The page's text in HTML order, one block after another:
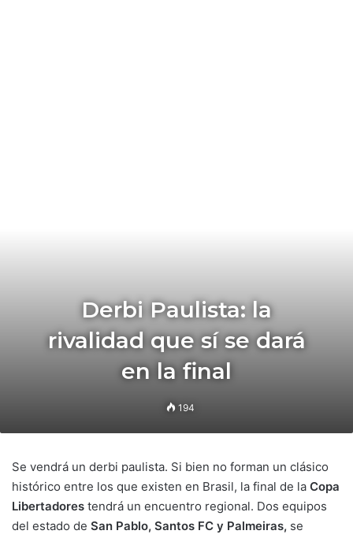
Derbi Paulista: la
rivalidad que sí se dará
en la final
194
Se vendrá un derbi paulista. Si bien no forman un clásico
histórico entre los que existen en Brasil, la final de la Copa
Libertadores tendrá un encuentro regional. Dos equipos
del estado de San Pablo, Santos FC y Palmeiras, se